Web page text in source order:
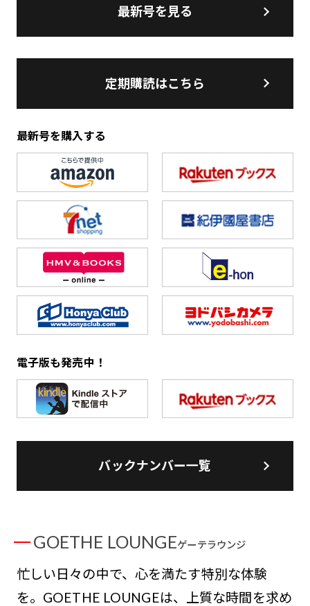
最新号を見る
定期購読はこちら
最新号を購入する
電子版も発売中！
バックナンバー一覧
GOETHE LOUNGEゲーテラウンジ
忙しい日々の中で、心を満たす特別な体験
を。GOETHE LOUNGEは、上質な時間を求め